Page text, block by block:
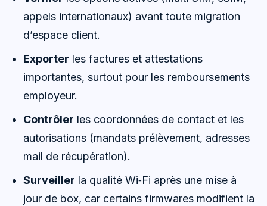
appels internationaux) avant toute migration
d’espace client.
Exporter les factures et attestations
importantes, surtout pour les remboursements
employeur.
Contrôler les coordonnées de contact et les
autorisations (mandats prélèvement, adresses
mail de récupération).
Surveiller la qualité Wi‑Fi après une mise à
jour de box, car certains firmwares modifient la